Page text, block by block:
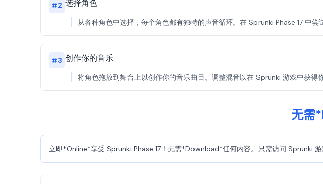
#2 选择角色
从各种角色中选择，每个角色都有独特的声音循环。在 Sprunki Phase 17 中尝
#3 创作你的音乐
将角色拖放到舞台上以创作你的音乐曲目。调整混音以在 Sprunki 游戏中获得
无需
立即*Online*享受 Sprunki Phase 17！无需*Download*任何内容。只需访问 Sprunki